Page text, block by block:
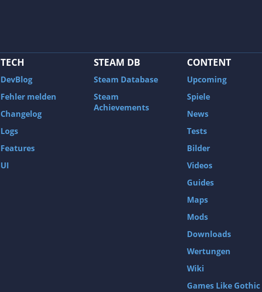
TECH
DevBlog
Fehler melden
Changelog
Logs
Features
UI
STEAM DB
Steam Database
Steam
Achievements
CONTENT
Upcoming
Spiele
News
Tests
Bilder
Videos
Guides
Maps
Mods
Downloads
Wertungen
Wiki
Games Like Gothic